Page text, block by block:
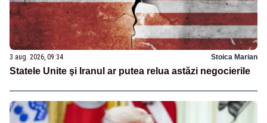
3 aug. 2026, 09:34 Stoica Marian
Statele Unite şi Iranul ar putea relua astăzi negocierile